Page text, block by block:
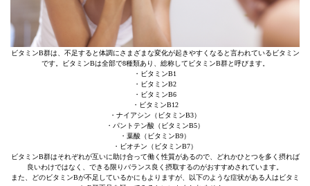
ビタミンB群は、不足すると体調にさまざまな変化が起きやすくなると言われているビタミン
です。ビタミンBは全部で8種類あり、総称してビタミンB群と呼びます。
・ビタミンB1
・ビタミンB2
・ビタミンB6
・ビタミンB12
・ナイアシン（ビタミンB3）
・パントテン酸（ビタミンB5）
・葉酸（ビタミンB9）
・ビオチン（ビタミンB7）
ビタミンB群はそれぞれが互いに助け合って働く性質があるので、どれかひとつを多く摂れば
良いわけではなく、できる限りバランス良く摂取するのがおすすめされています。
また、どのビタミンBが不足しているかにもよりますが、以下のような症状がある人はビタミ